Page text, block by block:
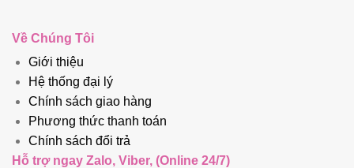
Về Chúng Tôi
Giới thiệu
Hệ thống đại lý
Chính sách giao hàng
Phương thức thanh toán
Chính sách đổi trả
Hỗ trợ ngay Zalo, Viber, (Online 24/7)